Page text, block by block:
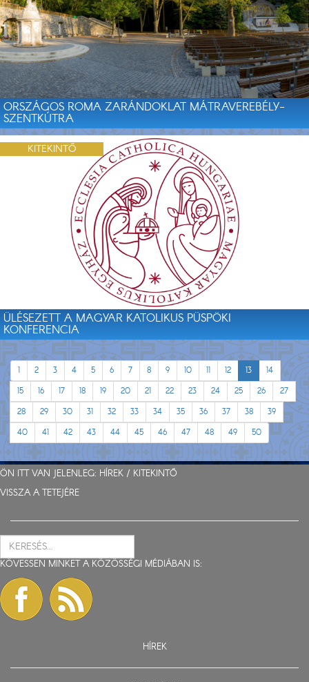
ORSZÁGOS ROMA ZARÁNDOKLAT MÁTRAVEREBÉLY-
SZENTKÚTRA
ÜLÉSEZETT A MAGYAR KATOLIKUS PÜSPÖKI
KONFERENCIA
KITEKINTŐ
1 2 3 4 5 6 7 8 9 10 11 12 13
14
15
16 17 18 19 20 21 22 23 24 25 26
27
28
29 30 31 32 33 34 35 36 37 38
39
40
41 42 43 44 45 46 47 48 49 50
ÖN ITT VAN JELENLEG: HÍREK / KITEKINTŐ
VISSZA A TETEJÉRE
KÖVESSEN MINKET A KÖZÖSSÉGI MÉDIÁBAN IS:
HÍREK